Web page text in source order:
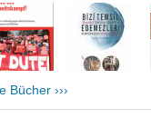
Bücher ›››